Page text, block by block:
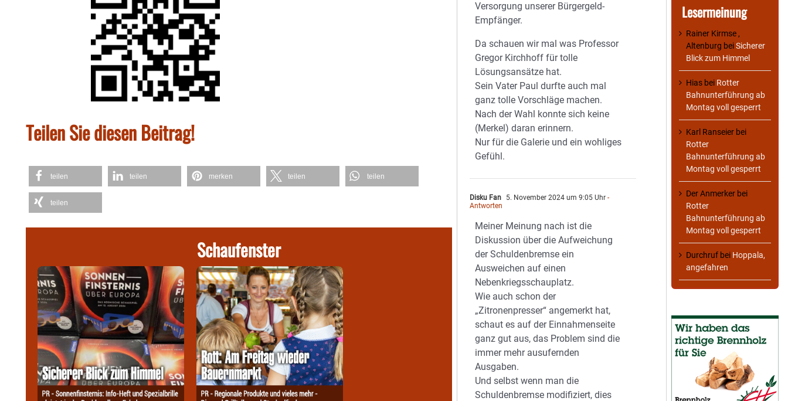
Teilen Sie diesen Beitrag!
teilen teilen merken teilen teilen
teilen
Schaufenster
Versorgung unserer Bürgergeld-
Empfänger.
Da schauen wir mal was Professor
Gregor Kirchhoff für tolle
Lösungsansätze hat.
Sein Vater Paul durfte auch mal
ganz tolle Vorschläge machen.
Nach der Wahl konnte sich keine
(Merkel) daran erinnern.
Nur für die Galerie und ein wohliges
Gefühl.
Disku Fan 5. November 2024 um 9:05 Uhr -
Antworten
Meiner Meinung nach ist die
Diskussion über die Aufweichung
der Schuldenbremse ein
Ausweichen auf einen
Nebenkriegsschauplatz.
Wie auch schon der
„Zitronenpresser“ angemerkt hat,
schaut es auf der Einnahmenseite
ganz gut aus, das Problem sind die
immer mehr ausufernden
Ausgaben.
Und selbst wenn man die
Schuldenbremse modifiziert, dies
Lesermeinung
Rainer Kirmse ,
Altenburg beiSicherer
Blick zum Himmel
Hias bei Rotter
Bahnunterführung ab
Montag voll gesperrt
Karl Ranseier bei
Rotter
Bahnunterführung ab
Montag voll gesperrt
Der Anmerker bei
Rotter
Bahnunterführung ab
Montag voll gesperrt
Durchruf bei Hoppala,
angefahren